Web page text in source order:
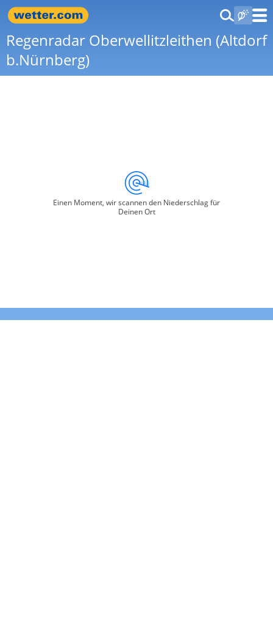
Regenradar Oberwellitzleithen (Altdorf
b.Nürnberg)
Einen Moment, wir scannen den Niederschlag für
Deinen Ort